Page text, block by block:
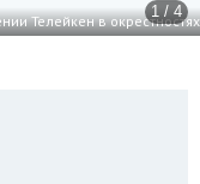
1 / 4
Телейкен в